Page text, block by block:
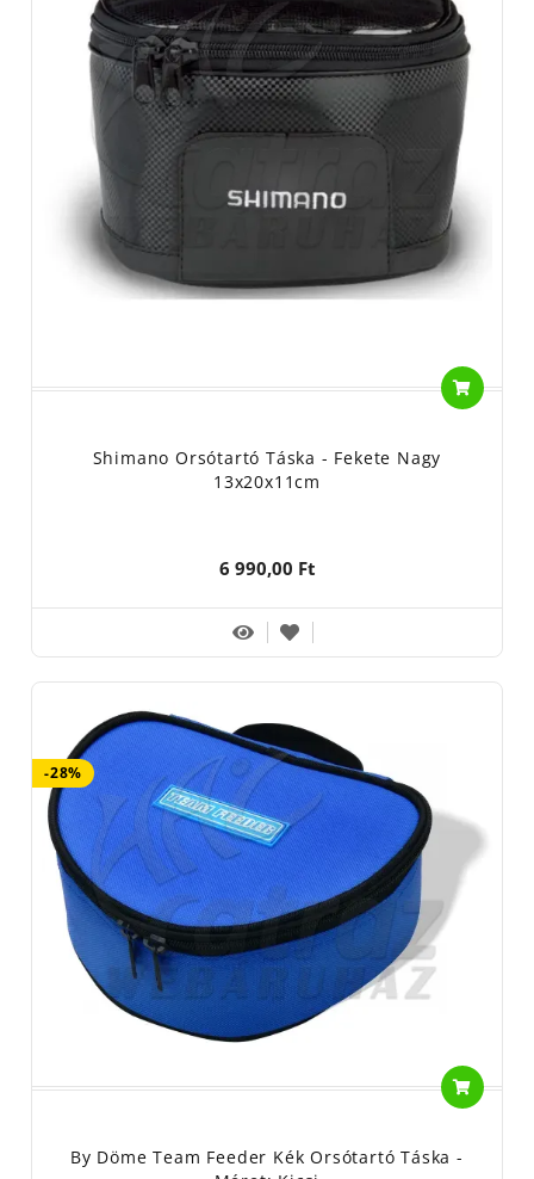
Shimano Orsótartó Táska - Fekete Nagy
13x20x11cm
6 990,00 Ft
-28%
By Döme Team Feeder Kék Orsótartó Táska -